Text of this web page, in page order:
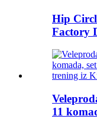
Hip
Factory
11